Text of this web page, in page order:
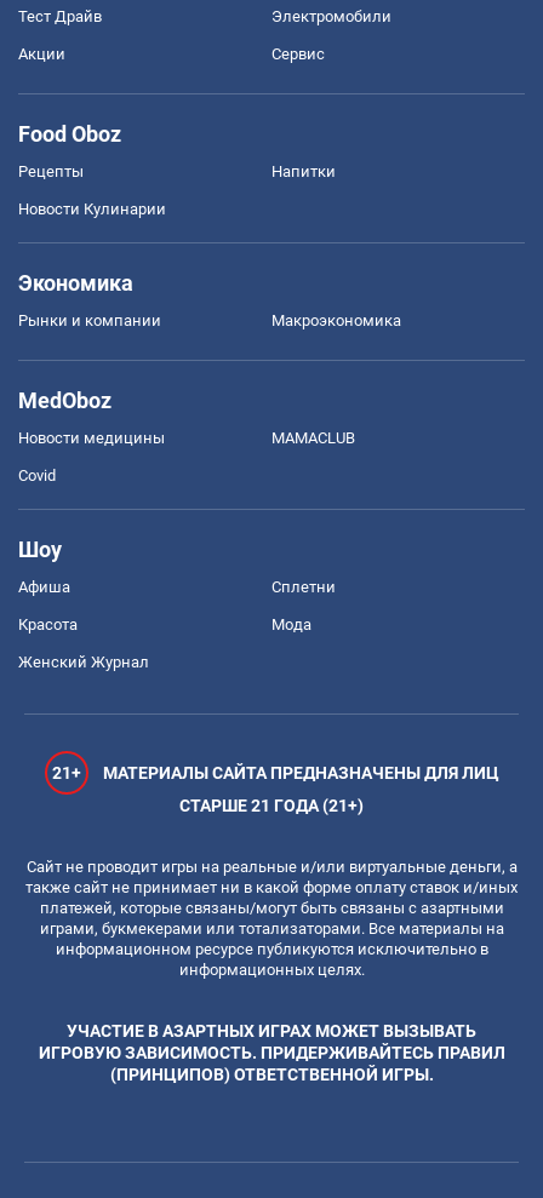
Тест Драйв Электромобили
Акции Сервис
Food Oboz
Рецепты Напитки
Новости Кулинарии
Экономика
Рынки и компании Mакроэкономика
MedOboz
Новости медицины MAMACLUB
Covid
Шоу
Афиша Сплетни
Красота Мода
Женский Журнал
21+
МАТЕРИАЛЫ САЙТА ПРЕДНАЗНАЧЕНЫ ДЛЯ ЛИЦ
СТАРШЕ 21 ГОДА (21+)
Сайт не проводит игры на реальные и/или виртуальные деньги, а
также сайт не принимает ни в какой форме оплату ставок и/иных
платежей, которые связаны/могут быть связаны с азартными
играми, букмекерами или тотализаторами. Все материалы на
информационном ресурсе публикуются исключительно в
информационных целях.
УЧАСТИЕ В АЗАРТНЫХ ИГРАХ МОЖЕТ ВЫЗЫВАТЬ
ИГРОВУЮ ЗАВИСИМОСТЬ. ПРИДЕРЖИВАЙТЕСЬ ПРАВИЛ
(ПРИНЦИПОВ) ОТВЕТСТВЕННОЙ ИГРЫ.